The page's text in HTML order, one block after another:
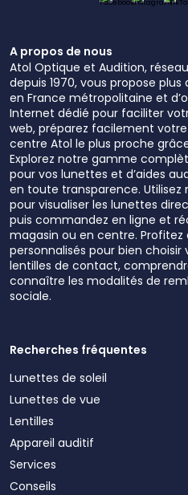
A propos de nous
Atol Optique et Audition,
depuis 1970, vous propose
en France métropolitaine et
Internet dédié pour faciliter
web, préparez facilement
centre Atol le plus proche
Explorez notre gamme
pour vos lunettes et d’aides
en toute transparence. Utilisez
pour visualiser les lunettes
puis commandez en ligne et
magasin ou en centre.
personnalisés pour bien
lentilles de contact,
connaître les modalités de
sociale.
Recherches fréquentes
Lunettes de soleil
Lunettes de vue
Lentilles
Appareil auditif
Services
Conseils